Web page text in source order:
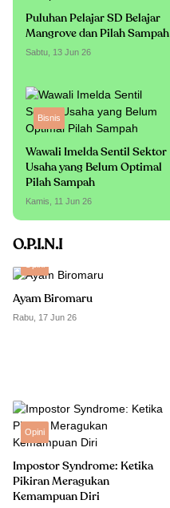
Puluhan Pelajar SD Belajar
Mangrove dan Pilah Sampah
Sabtu, 13 Jun 26
Bisnis
Wawali Imelda Sentil Sektor
Usaha yang Belum Optimal
Pilah Sampah
Kamis, 11 Jun 26
O.P.I.N.I
Ayam Biromaru
Rabu, 17 Jun 26
Opini
Impostor Syndrome: Ketika
Pikiran Meragukan
Kemampuan Diri